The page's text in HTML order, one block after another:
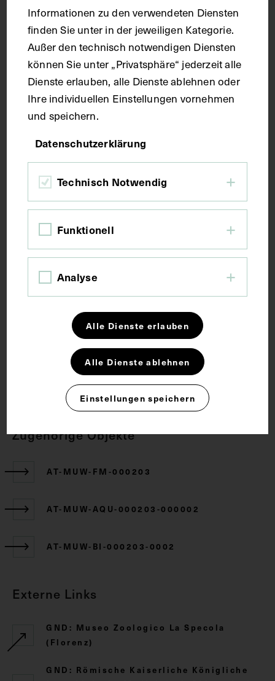
Maße
Seitenblatt 38,6 x 26,3 cm
Kurzbeschreibung
deutscher Sprache zum anatomischen Wachsmodell
der Einmündungen in den Zwölffingerdarm.
Schlagwörter
Lehrmittel
Zwölffingerdarm
CC BY-NC-SA 4.0
Zugehörige Objekte
AT-MUW-FM-000203
AT-MUW-AQU-000203-000002
AT-MUW-BI-000203-0002
Externe Links
GND: Museo Zoologico La Specola
(Florenz)
GND: Römische Kaiserliche Königliche
Informationen zu den verwendeten Diensten
finden Sie unter in der jeweiligen Kategorie.
Außer den technisch notwendigen Diensten
können Sie unter „Privatsphäre“ jederzeit alle
Dienste erlauben, alle Dienste ablehnen oder
Ihre individuellen Einstellungen vornehmen
und speichern.
Datenschutzerklärung
Technisch Notwendig
Funktionell
Analyse
Alle Dienste erlauben
Alle Dienste ablehnen
Einstellungen speichern